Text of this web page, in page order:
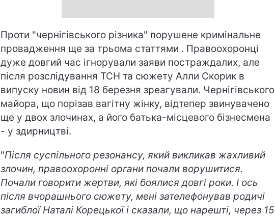
Проти "чернігівського різника" порушене кримінальне
провадження ще за трьома статтями . Правоохоронці
дуже довгий час ігнорували заяви постраждалих, але
після розслідування ТСН та сюжету Алли Скорик в
випуску новин від 18 березня зреагували. Чернігівського
майора, що порізав вагітну жінку, відтепер звинувачено
ще у двох злочинах, а його батька-місцевого бізнесмена
- у здирництві.
"Після суспільного резонансу, який викликав жахливий
злочин, правоохоронні органи почали ворушитися.
Почали говорити жертви, які боялися довгі роки. І ось
після вчорашнього сюжету, мені зателефонував родичі
загиблої Наталі Корецької і сказали, що нарешті, через 15